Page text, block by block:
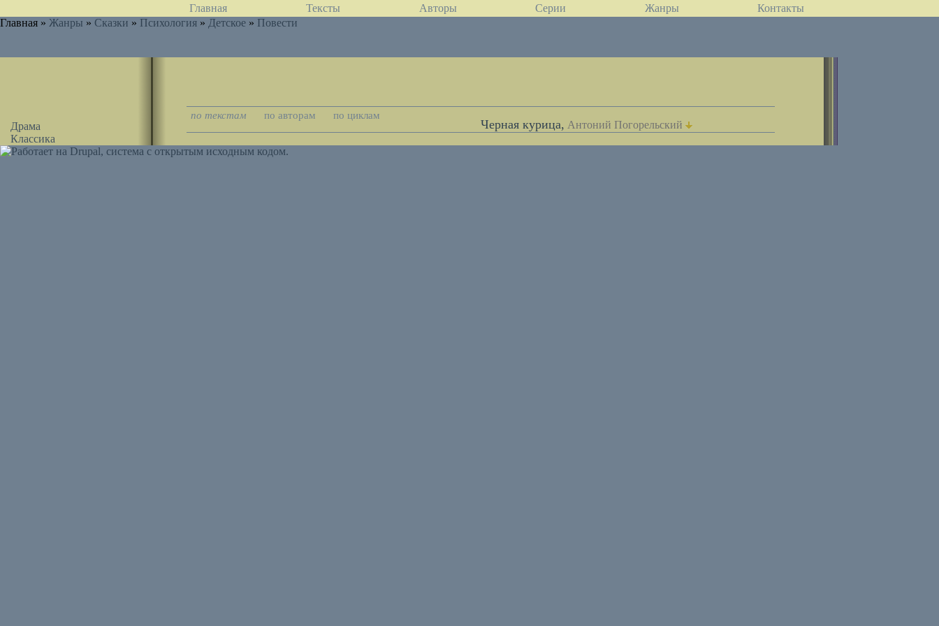
Главная Тексты Авторы Серии Жанры
Контакты
Главная » Жанры » Сказки » Психология » Детское » Повести
Драма
Классика
по текстам по авторам по циклам
Черная курица, Антоний Погорельский